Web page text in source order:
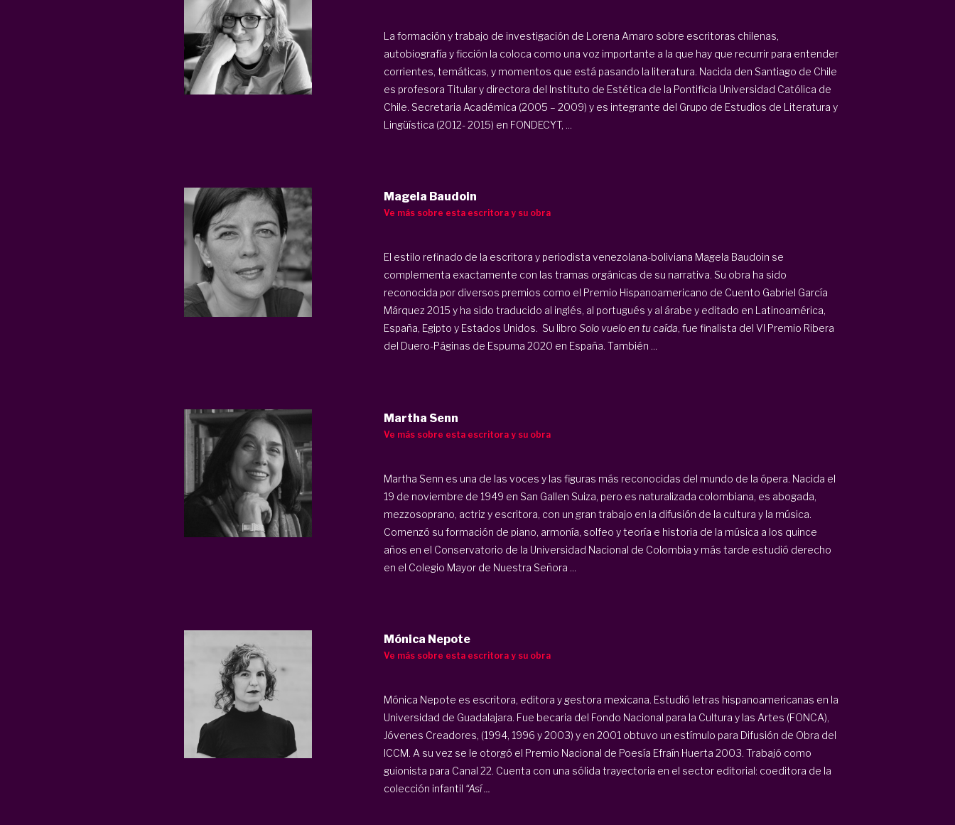
La formación y trabajo de investigación de Lorena Amaro sobre escritoras chilenas,
autobiografía y ficción la coloca como una voz importante a la que hay que recurrir para entender
corrientes, temáticas, y momentos que está pasando la literatura. Nacida den Santiago de Chile
es profesora Titular y directora del Instituto de Estética de la Pontificia Universidad Católica de
Chile. Secretaria Académica (2005 – 2009) y es integrante del Grupo de Estudios de Literatura y
Lingüística (2012- 2015) en FONDECYT, ...
Magela Baudoin
Ve más sobre esta escritora y su obra
El estilo refinado de la escritora y periodista venezolana-boliviana Magela Baudoin se
complementa exactamente con las tramas orgánicas de su narrativa. Su obra ha sido
reconocida por diversos premios como el Premio Hispanoamericano de Cuento Gabriel García
Márquez 2015 y ha sido traducido al inglés, al portugués y al árabe y editado en Latinoamérica,
España, Egipto y Estados Unidos. Su libro Solo vuelo en tu caída, fue finalista del VI Premio Ribera
del Duero-Páginas de Espuma 2020 en España. También ...
Martha Senn
Ve más sobre esta escritora y su obra
Martha Senn es una de las voces y las figuras más reconocidas del mundo de la ópera. Nacida el
19 de noviembre de 1949 en San Gallen Suiza, pero es naturalizada colombiana, es abogada,
mezzosoprano, actriz y escritora, con un gran trabajo en la difusión de la cultura y la música.
Comenzó su formación de piano, armonía, solfeo y teoría e historia de la música a los quince
años en el Conservatorio de la Universidad Nacional de Colombia y más tarde estudió derecho
en el Colegio Mayor de Nuestra Señora ...
Mónica Nepote
Ve más sobre esta escritora y su obra
Mónica Nepote es escritora, editora y gestora mexicana. Estudió letras hispanoamericanas en la
Universidad de Guadalajara. Fue becaria del Fondo Nacional para la Cultura y las Artes (FONCA),
Jóvenes Creadores, (1994, 1996 y 2003) y en 2001 obtuvo un estímulo para Difusión de Obra del
ICCM. A su vez se le otorgó el Premio Nacional de Poesía Efraín Huerta 2003. Trabajó como
guionista para Canal 22. Cuenta con una sólida trayectoria en el sector editorial: coeditora de la
colección infantil “Así ...